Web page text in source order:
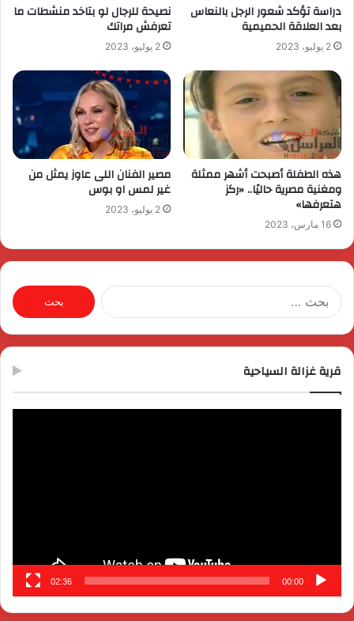
دراسة تؤكد شعور الرجل بالنعاس
بعد العلاقة الحميمية
2 يوليو، 2023
نصيحة للرجال لو بتاخد منشطات ما
تعرفش مراتك
2 يوليو، 2023
هذه الطفلة أصبحت أشهر ممثلة
ومغنية مصرية حاليًا.. «ركز
هتعرفها»
16 مارس، 2023
مصير الفنان اللى عاوز يمثل من
غير لمس او بوس
2 يوليو، 2023
البحث
عن:
قرية غزالة السياحية
00:00
02:36